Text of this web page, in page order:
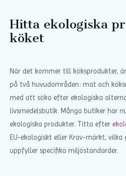
Hitta ekologiska
köket
När det kommer till köksprodukter,
på två huvudområden: mat och
med att söka efter ekologiska
livsmedelsbutik. Många butiker har
ekologiska produkter. Titta efter
EU-ekologiskt eller Krav-märkt,
uppfyller specifika miljöstandarder.